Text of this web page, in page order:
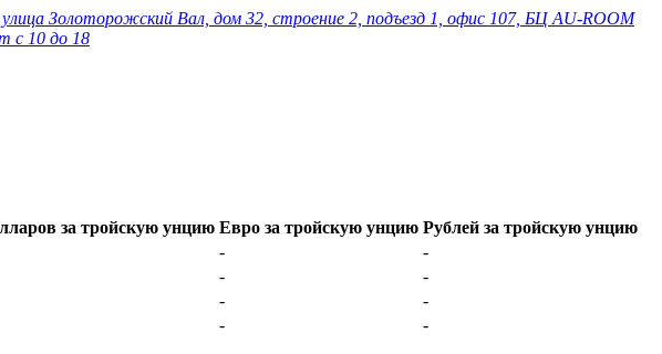
улица Золоторожский Вал, дом 32, строение 2, подъезд 1, офис 107, БЦ AU-ROOM
10 до 18
за тройскую унцию Евро за тройскую унцию Рублей за тройскую унцию
-
-
-
-
-
-
- -